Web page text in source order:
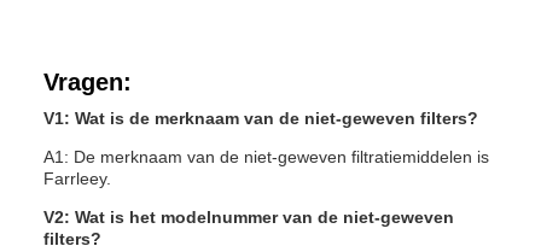
Vragen:
V1: Wat is de merknaam van de niet-geweven filters?
A1: De merknaam van de niet-geweven filtratiemiddelen is
Farrleey.
V2: Wat is het modelnummer van de niet-geweven
filters?